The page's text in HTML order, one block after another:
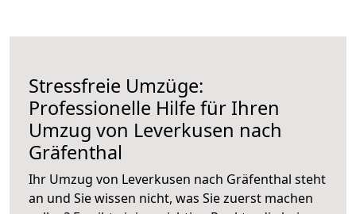
Stressfreie Umzüge:
Professionelle Hilfe für Ihren
Umzug von Leverkusen nach
Gräfenthal
Ihr Umzug von Leverkusen nach Gräfenthal steht
an und Sie wissen nicht, was Sie zuerst machen